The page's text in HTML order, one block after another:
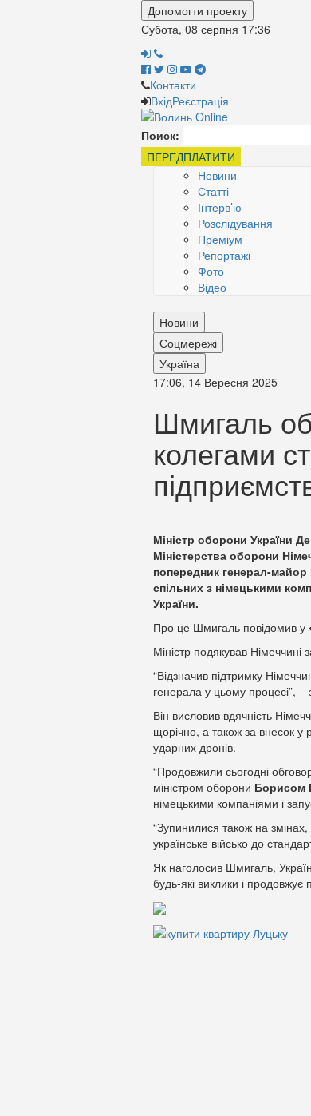
Допомогти проекту
Субота, 08 серпня 17:36
Контакти
ВхідРеєстрація
Поиск:
ПЕРЕДПЛАТИТИ
Новини
Статті
Інтерв’ю
Розслідування
Преміум
Репортажі
Фото
Відео
Новини
Соцмережі
Україна
17:06, 14 Вересня 2025
Шмигаль
колегами
Міністр оборони України
Міністерства оборони
попередник генерал-майор
спільних з німецькими
України.
Про це Шмигаль повідомив у
Міністр подякував
“Відзначив підтримку
генерала у цьому процесі”,
Він висловив вдячність
щорічно, а також за внесок у
ударних дронів.
“Продовжили сьогодні
міністром оборони Борисом
німецькими компаніями і
“Зупинилися також на
українське військо до
Як наголосив Шмигаль,
будь-які виклики і